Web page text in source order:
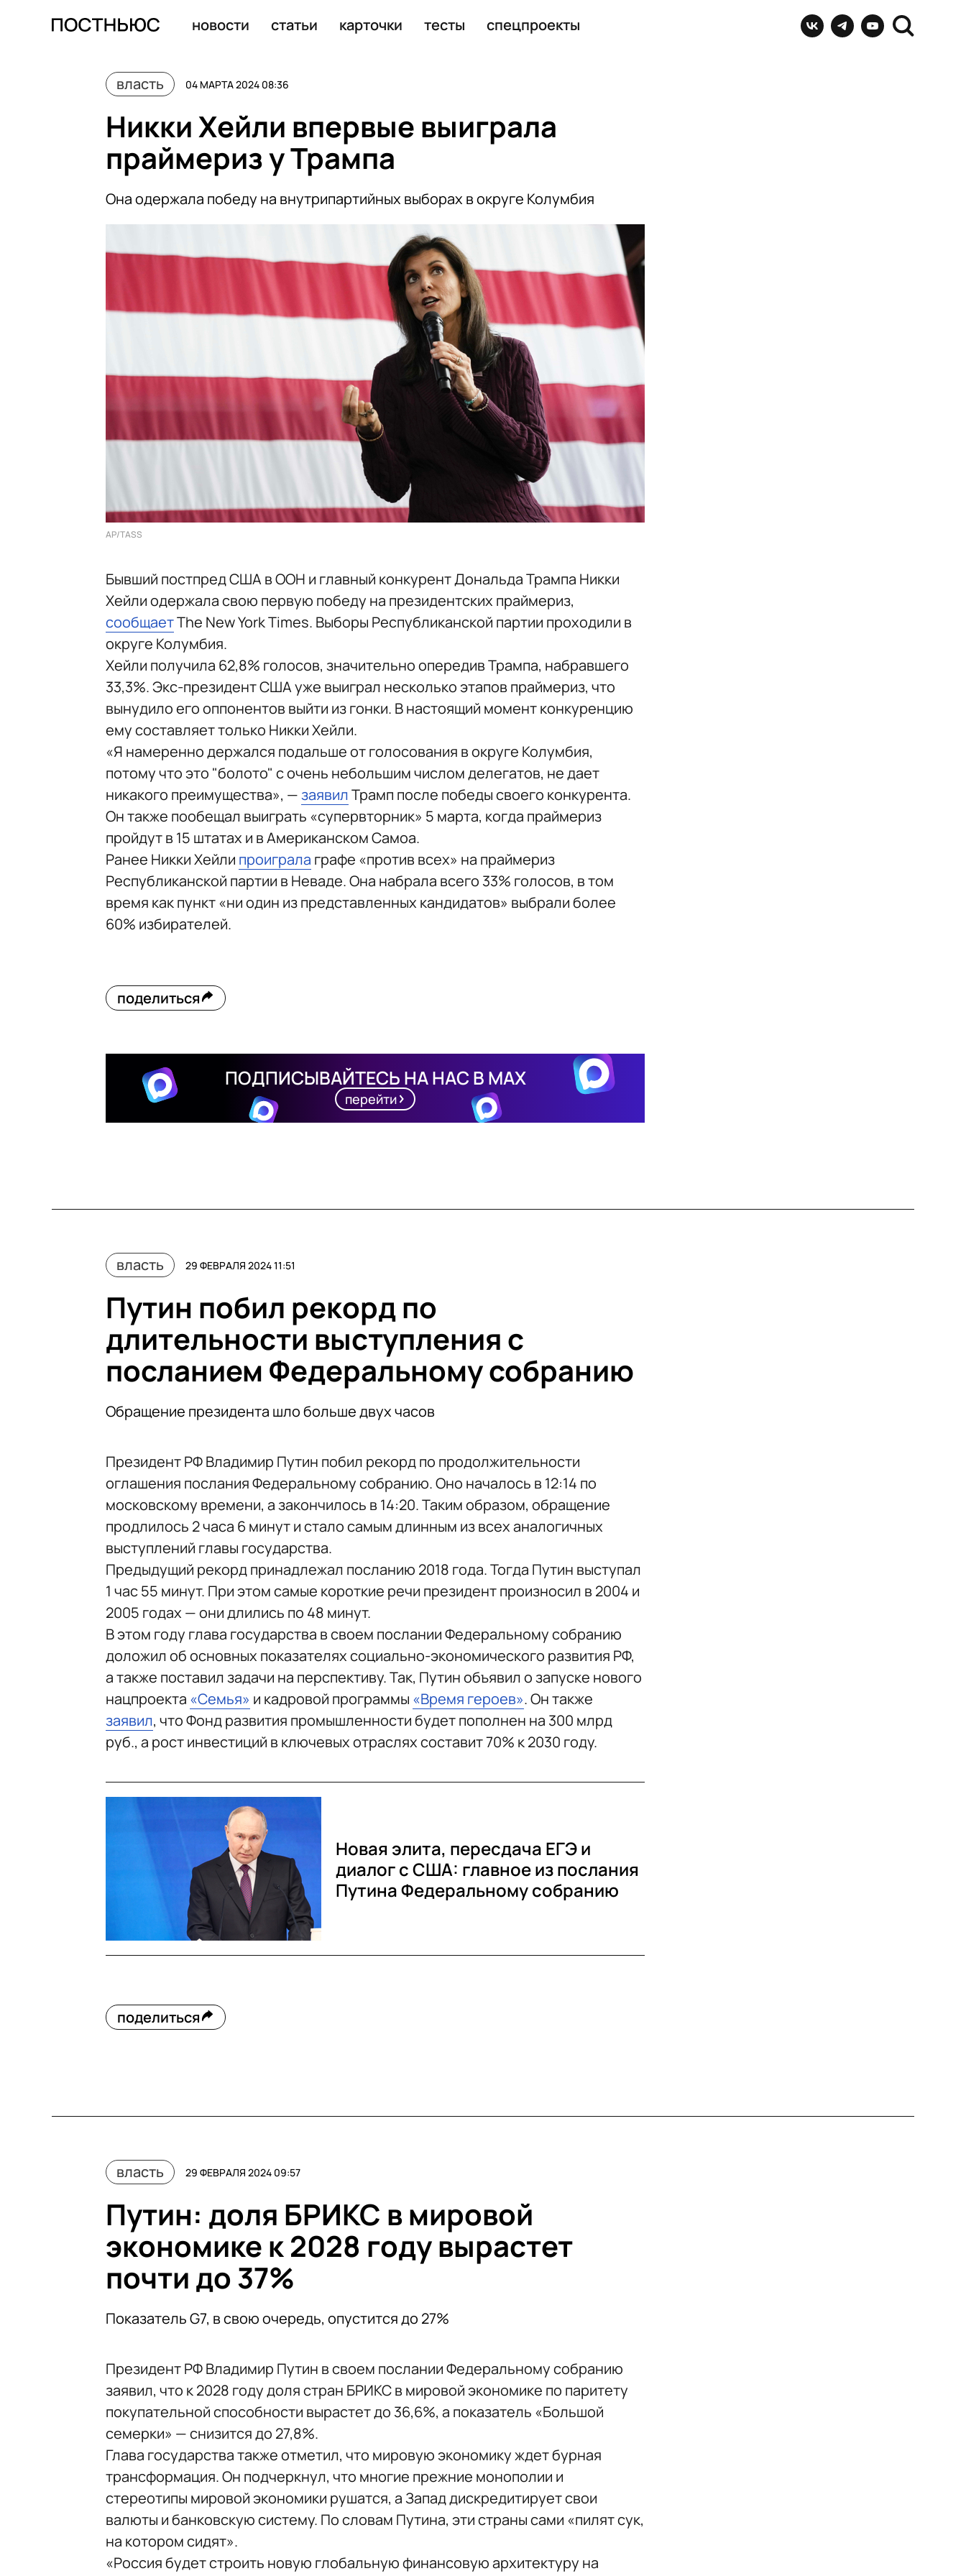
новости статьи карточки тесты спецпроекты
власть 04 МАРТА 2024 08:36
Никки Хейли впервые выиграла
праймериз у Трампа
Она одержала победу на внутрипартийных выборах в округе Колумбия
AP/TASS
Бывший постпред США в ООН и главный конкурент Дональда Трампа Никки
Хейли одержала свою первую победу на президентских праймериз,
сообщаетThe New York Times. Выборы Республиканской партии проходили в
округе Колумбия.
Хейли получила 62,8% голосов, значительно опередив Трампа, набравшего
33,3%. Экс-президент США уже выиграл несколько этапов праймериз, что
вынудило его оппонентов выйти из гонки. В настоящий момент конкуренцию
ему составляет только Никки Хейли.
«Я намеренно держался подальше от голосования в округе Колумбия,
потому что это "болото" с очень небольшим числом делегатов, не дает
никакого преимущества», —заявилТрамп после победы своего конкурента.
Он также пообещал выиграть «супервторник» 5 марта, когда праймериз
пройдут в 15 штатах и в Американском Самоа.
Ранее Никки Хейли проиграла графе «против всех» на праймериз
Республиканской партии в Неваде. Она набрала всего 33% голосов, в том
время как пункт «ни один из представленных кандидатов» выбрали более
60% избирателей.
поделиться
ПОДПИСЫВАЙТЕСЬ НА НАС В MAX
перейти
власть 29 ФЕВРАЛЯ 2024 11:51
Путин побил рекорд по
длительности выступления с
посланием Федеральному собранию
Обращение президента шло больше двух часов
Президент РФ Владимир Путин побил рекорд по продолжительности
оглашения послания Федеральному собранию. Оно началось в 12:14 по
московскому времени, а закончилось в 14:20. Таким образом, обращение
продлилось 2 часа 6 минут и стало самым длинным из всех аналогичных
выступлений главы государства.
Предыдущий рекорд принадлежал посланию 2018 года. Тогда Путин выступал
1 час 55 минут. При этом самые короткие речи президент произносил в 2004 и
2005 годах — они длились по 48 минут.
В этом году глава государства в своем послании Федеральному собранию
доложил об основных показателях социально-экономического развития РФ,
а также поставил задачи на перспективу. Так, Путин объявил о запуске нового
нацпроекта «Семья» и кадровой программы «Время героев». Он также
заявил, что Фонд развития промышленности будет пополнен на 300 млрд
руб., а рост инвестиций в ключевых отраслях составит 70% к 2030 году.
Новая элита, пересдача ЕГЭ и
диалог с США: главное из послания
Путина Федеральному собранию
поделиться
власть 29 ФЕВРАЛЯ 2024 09:57
Путин: доля БРИКС в мировой
экономике к 2028 году вырастет
почти до 37%
Показатель G7, в свою очередь, опустится до 27%
Президент РФ Владимир Путин в своем послании Федеральному собранию
заявил, что к 2028 году доля стран БРИКС в мировой экономике по паритету
покупательной способности вырастет до 36,6%, а показатель «Большой
семерки» — снизится до 27,8%.
Глава государства также отметил, что мировую экономику ждет бурная
трансформация. Он подчеркнул, что многие прежние монополии и
стереотипы мировой экономики рушатся, а Запад дискредитирует свои
валюты и банковскую систему. По словам Путина, эти страны сами «пилят сук,
на котором сидят».
«Россия будет строить новую глобальную финансовую архитектуру на